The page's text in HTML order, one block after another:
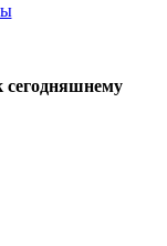
сегодняшнему